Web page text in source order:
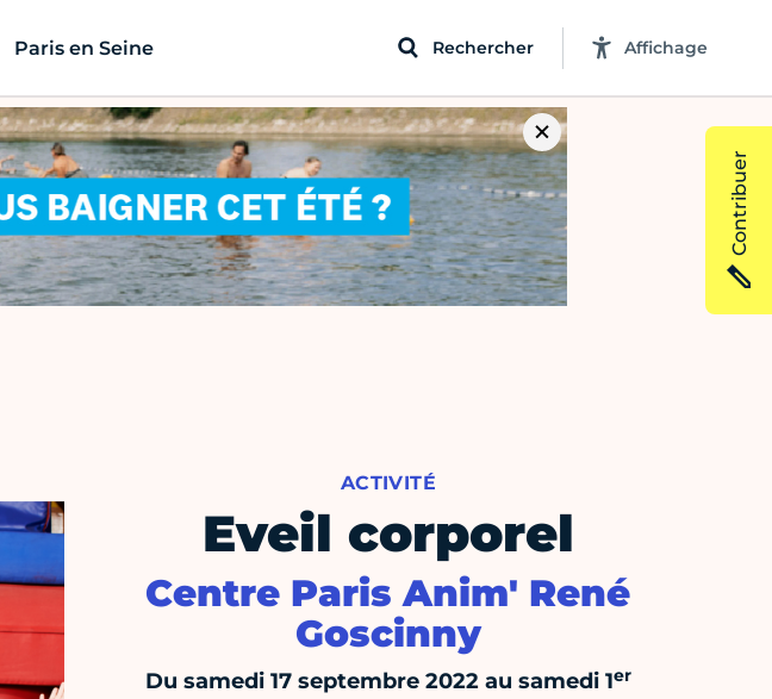
Paris en Seine Rechercher Affichage
ACTIVITÉ
Eveil corporel
Centre Paris Anim' René
Goscinny
Du samedi 17 septembre 2022 au samedi 1er
Contribuer